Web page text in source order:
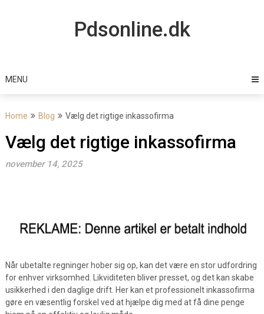
Pdsonline.dk
MENU
Home Blog Vælg det rigtige inkassofirma
Vælg det rigtige inkassofirma
november 14, 2025
Når ubetalte regninger hober sig op, kan det være en stor udfordring
for enhver virksomhed. Likviditeten bliver presset, og det kan skabe
usikkerhed i den daglige drift. Her kan et professionelt inkassofirma
gøre en væsentlig forskel ved at hjælpe dig med at få dine penge